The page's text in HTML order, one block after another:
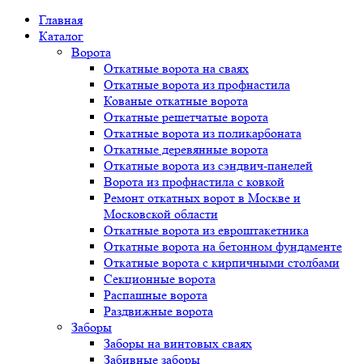
Главная
Каталог
Ворота
Откатные ворота на сваях
Откатные ворота из профнастила
Кованые откатные ворота
Откатные решетчатые ворота
Откатные ворота из поликарбоната
Откатные деревянные ворота
Откатные ворота из сэндвич-панелей
Ворота из профнастила с ковкой
Ремонт откатных ворот в Москве и
Московской области
Откатные ворота из евроштакетника
Откатные ворота на бетонном фундаменте
Откатные ворота с кирпичными столбами
Секционные ворота
Распашные ворота
Раздвижные ворота
Заборы
Заборы на винтовых сваях
Забивные заборы